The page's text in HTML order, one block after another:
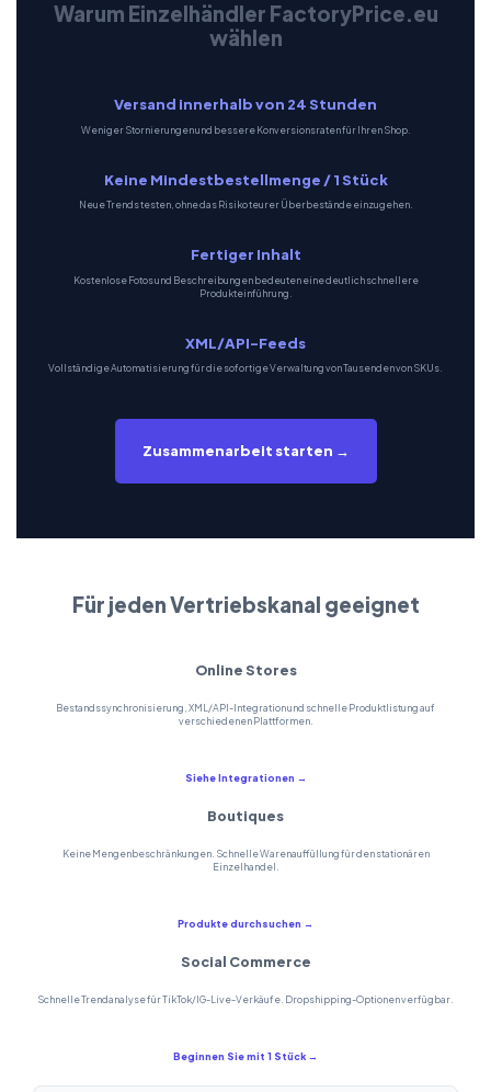
Warum Einzelhändler FactoryPrice.eu
wählen
Versand innerhalb von 24 Stunden
Weniger Stornierungen und bessere Konversionsraten für Ihren Shop.
Keine Mindestbestellmenge / 1 Stück
Neue Trends testen, ohne das Risiko teurer Überbestände einzugehen.
Fertiger Inhalt
Kostenlose Fotos und Beschreibungen bedeuten eine deutlich schnellere
Produkteinführung.
XML/API-Feeds
Vollständige Automatisierung für die sofortige Verwaltung von Tausenden von SKUs.
Zusammenarbeit starten →
Für jeden Vertriebskanal geeignet
Online Stores
Bestandssynchronisierung, XML/API-Integration und schnelle Produktlistung auf
verschiedenen Plattformen.
Siehe Integrationen →
Boutiques
Keine Mengenbeschränkungen. Schnelle Warenauffüllung für den stationären
Einzelhandel.
Produkte durchsuchen →
Social Commerce
Schnelle Trendanalyse für TikTok/IG-Live-Verkäufe. Dropshipping-Optionen verfügbar.
Beginnen Sie mit 1 Stück →